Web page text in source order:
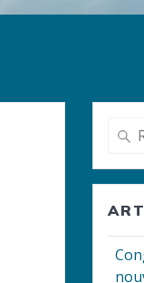
: